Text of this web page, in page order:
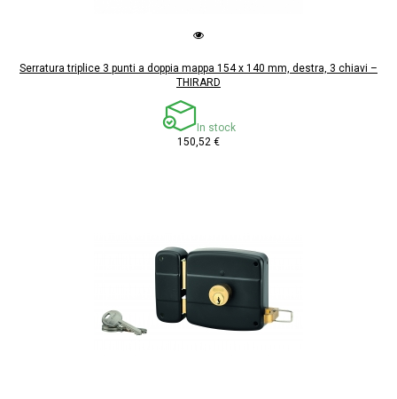
Serratura triplice 3 punti a doppia mappa 154 x 140 mm, destra, 3 chiavi –
THIRARD
In stock
150,52 €